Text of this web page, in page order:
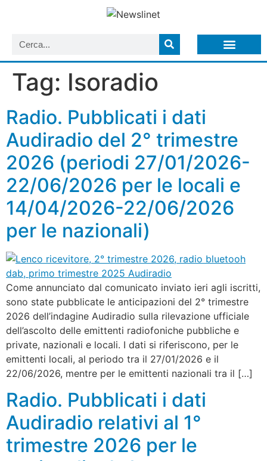
Tag: Isoradio
Radio. Pubblicati i dati
Audiradio del 2° trimestre
2026 (periodi 27/01/2026-
22/06/2026 per le locali e
14/04/2026-22/06/2026
per le nazionali)
Come annunciato dal comunicato inviato ieri agli iscritti,
sono state pubblicate le anticipazioni del 2° trimestre
2026 dell’indagine Audiradio sulla rilevazione ufficiale
dell’ascolto delle emittenti radiofoniche pubbliche e
private, nazionali e locali. I dati si riferiscono, per le
emittenti locali, al periodo tra il 27/01/2026 e il
22/06/2026, mentre per le emittenti nazionali tra il […]
Radio. Pubblicati i dati
Audiradio relativi al 1°
trimestre 2026 per le